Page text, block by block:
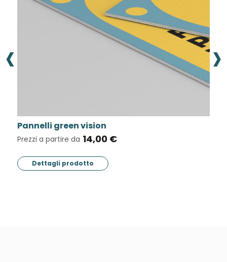
Pannelli green vision
Prezzi a partire da 14,00 €
Dettagli prodotto
‹ ›